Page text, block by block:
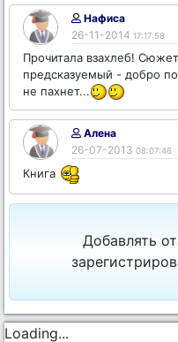
Нафиса
26-11-2014 17:17:58
Прочитала взахлеб!
предсказуемый - добро
не пахнет...
Алена
26-07-2013 08:07:46
Книга
Добавлять
Loading...